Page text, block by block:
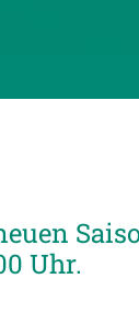
Uhr.